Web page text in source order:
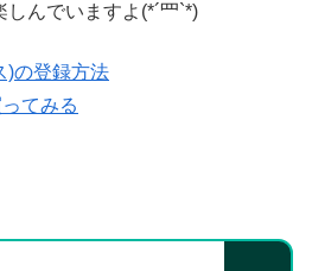
んでいますよ(*´罒`*)
)の登録方法
てみる